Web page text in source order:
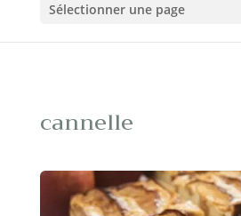
Sélectionner une page
cannelle